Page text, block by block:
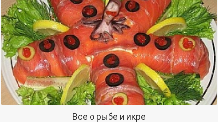
Все о рыбе и икре